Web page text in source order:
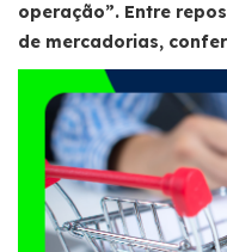
operação”. Entre
de mercadorias,